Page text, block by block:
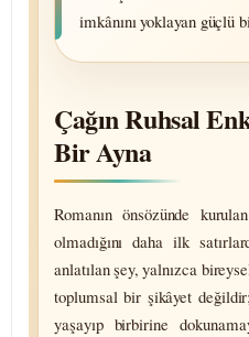
imkânını yoklayan güçlü
Çağın Ruhsal
Bir Ayna
Romanın önsözünde
olmadığını daha ilk
anlatılan şey, yalnızca
toplumsal bir şikâyet
yaşayıp birbirine